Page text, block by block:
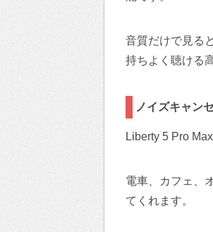
音質だけで見る
持ちよく聴ける
ノイズキャン
Liberty 5 Pro
電車、カフェ、
てくれます。